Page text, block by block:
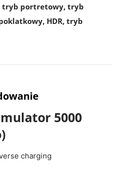
tryb portretowy, tryb
HDR, tryb
5000
charging